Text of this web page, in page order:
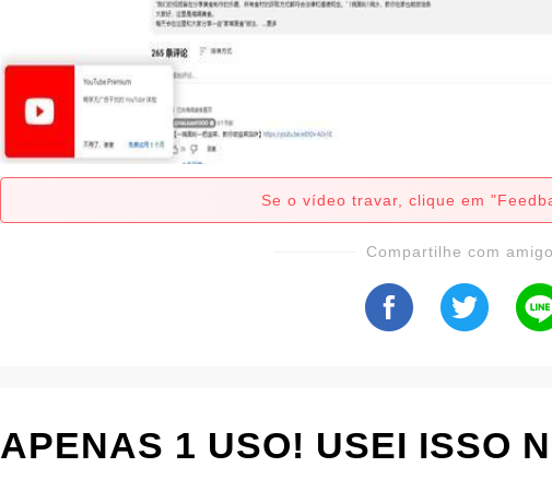
Se o vídeo travar, clique em
Compartilhe com
APENAS 1 USO! USEI ISSO